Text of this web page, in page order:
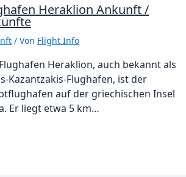
Heraklion Ankunft /
/ Von Flight Info
Heraklion, auch bekannt als
Kazantzakis-Flughafen, ist der
auf der griechischen Insel
Er liegt etwa 5 km…